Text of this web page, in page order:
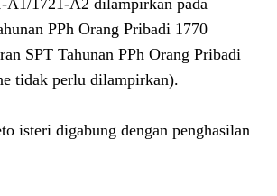
PPh Orang Pribadi 1770
SPT Tahunan PPh Orang Pribadi
tidak perlu dilampirkan).
isteri digabung dengan penghasilan